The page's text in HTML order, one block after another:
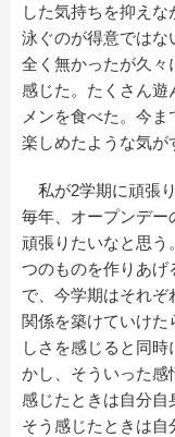
した気持ちを抑え
泳ぐのが得意ではな
全く無かったが久々
感じた。たくさん遊
メンを食べた。今ま
楽しめたような気が
私が2学期に頑張
毎年、オープンデー
頑張りたいなと思う
つのものを作りあげ
で、今学期はそれ
関係を築けていけ
しさを感じると同
かし、そういった感
感じたときは自分自
そう感じたときは